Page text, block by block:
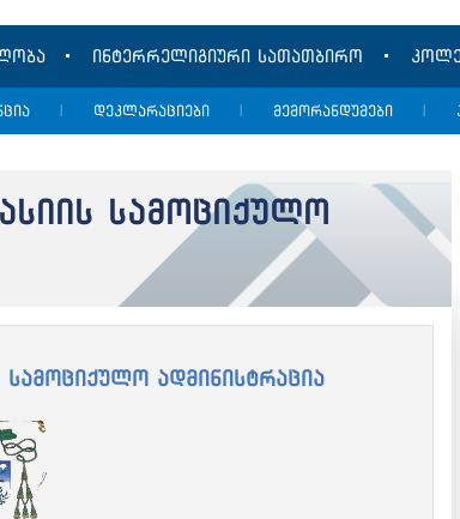
ინტერრელიგიური სათათბირო
დეკლარაციები მემორანდუმები
სამოციქულო
ადმინისტრაცია